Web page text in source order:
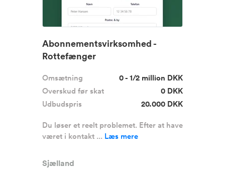
Abonnementsvirksomhed -
Rottefænger
Omsætning
0 - 1/2 million DKK
Overskud før skat
0 DKK
Udbudspris
20.000 DKK
Du løser et reelt problemet. Efter at have
været i kontakt ... Læs mere
Sjælland